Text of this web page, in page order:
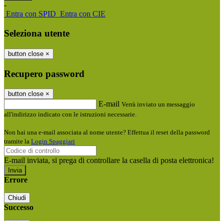
-
Entra con SPID Entra con CIE
Seleziona utente
button close ×
Recupero password
button close ×
E-mail Verrà inviato un messaggio
all'indirizzo indicato con le istruzioni necessarie.
Non hai una e-mail associata al nome utente? Effettua il reset della password
tramite la Login Spaggiari
E-mail inviata, si prega di controllare la casella di posta elettronica!
Errore
Chiudi
Successo